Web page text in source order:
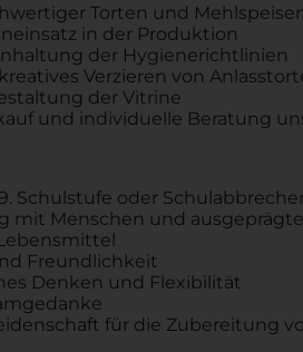
Torten und
in der Produktion
der Hygienerichtlinien
Verzieren von
der Vitrine
und individuelle Beratung
Schulstufe oder
mit Menschen und
Freundlichkeit
Denken und Flexibilität
für die Zubereitung